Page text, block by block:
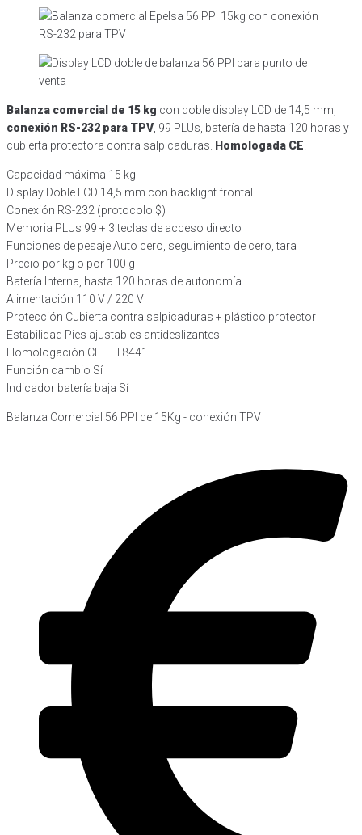
Balanza comercial de 15 kg con doble display LCD de 14,5 mm,
conexión RS-232 para TPV, 99 PLUs, batería de hasta 120 horas y
cubierta protectora contra salpicaduras.
Homologada CE
Capacidad máxima 15 kg
Display Doble LCD 14,5 mm con backlight frontal
Conexión RS-232 (protocolo $)
Memoria PLUs 99 + 3 teclas de acceso directo
Funciones de pesaje Auto cero, seguimiento de cero, tara
Precio por kg o por 100 g
Batería Interna, hasta 120 horas de autonomía
Alimentación 110 V / 220 V
Protección Cubierta contra salpicaduras + plástico protector
Estabilidad Pies ajustables antideslizantes
Homologación CE — T8441
Función cambio Sí
Indicador batería baja Sí
Balanza Comercial 56 PPI de 15Kg - conexión TPV